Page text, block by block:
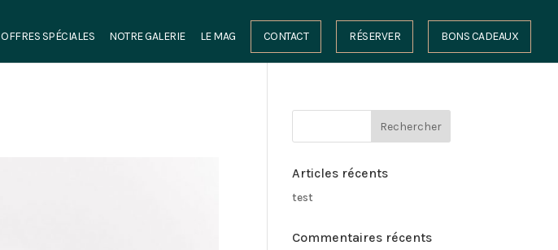
OFFRES SPÉCIALES NOTRE GALERIE LE MAG CONTACT RÉSERVER BONS CADEAUX
Articles récents
test
Commentaires récents